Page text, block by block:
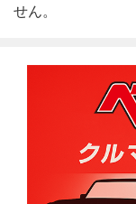
せん。